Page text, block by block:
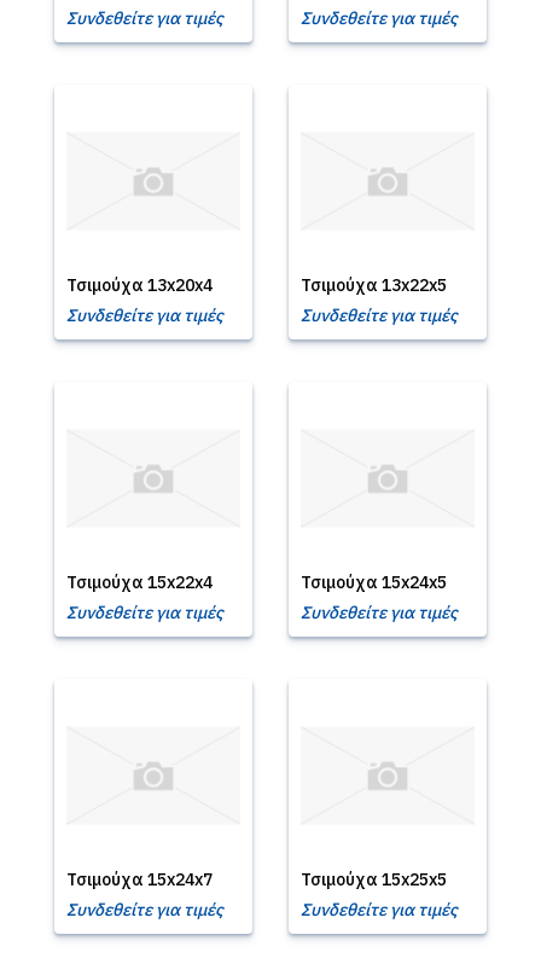
Συνδεθείτε για τιμές
Συνδεθείτε για τιμές
Τσιμούχα 13x20x4
Συνδεθείτε για τιμές
Τσιμούχα 13x22x5
Συνδεθείτε για τιμές
Τσιμούχα 15x22x4
Συνδεθείτε για τιμές
Τσιμούχα 15x24x5
Συνδεθείτε για τιμές
Τσιμούχα 15x24x7
Συνδεθείτε για τιμές
Τσιμούχα 15x25x5
Συνδεθείτε για τιμές